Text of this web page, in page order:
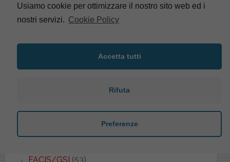
EUROPA(5)
FACIS/GSI (53)
Usiamo cookie per ottimizzare il nostro sito web ed i
nostri servizi. Cookie Policy
Accetta tutti
Rifuta
Preferenze